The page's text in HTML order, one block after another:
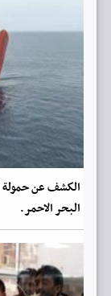
الكشف عن حمولة
البحر الاحمر.